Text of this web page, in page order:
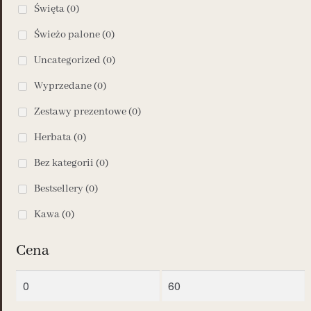
Święta(0)
Świeżo palone(0)
Uncategorized (0)
Wyprzedane(0)
Zestawy prezentowe(0)
Herbata(0)
Bez kategorii (0)
Bestsellery(0)
Kawa(0)
Cena